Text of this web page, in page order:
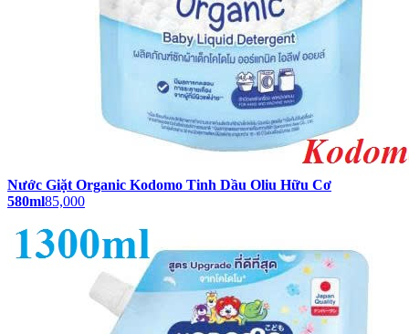
Nước Giặt Organic Kodomo Tinh Dầu Oliu Hữu Cơ
580ml85,000